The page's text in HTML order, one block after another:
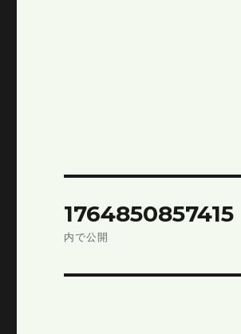
稿
1764850857415
内で公開